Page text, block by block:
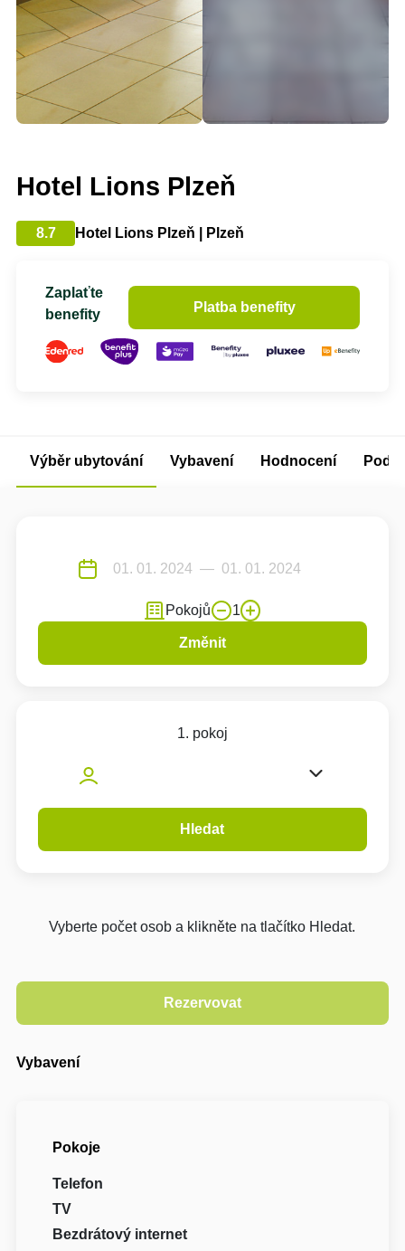
Hotel Lions Plzeň
8.7 Hotel Lions Plzeň | Plzeň
Zaplaťte
benefity
Platba benefity
Výběr ubytování Vybavení Hodnocení
Pokojů 1
Změnit
1. pokoj
Hledat
Vyberte počet osob a klikněte na tlačítko Hledat.
Vybavení
Pokoje
Telefon
TV
Bezdrátový internet